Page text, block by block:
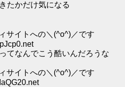
たかだけ気になる
サイトへの＼(^o^)／です
てなんでこう酷いんだろうな
サイトへの＼(^o^)／です